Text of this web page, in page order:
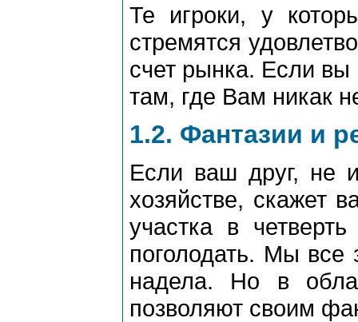
Те игроки, у
стремятся
счет рынка. Если вы
там, где Вам никак
1.2. Фантазии и
Если ваш друг, не
хозяйстве, скажет
участка в
поголодать. Мы все
надела. Но в
позволяют своим